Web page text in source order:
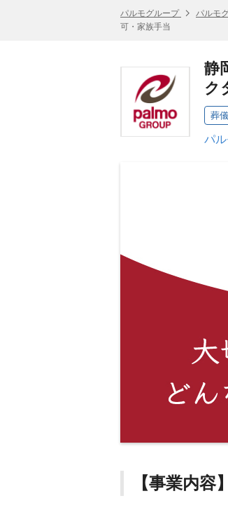
パルモグループ パルモ
可・家族手当
静
ク
葬
パ
【事業内容】